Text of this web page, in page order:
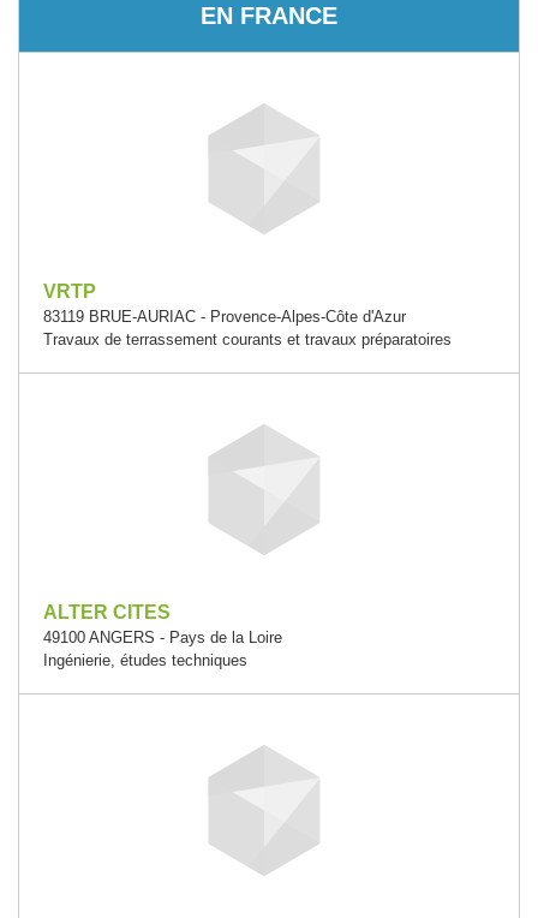
EN FRANCE
VRTP
83119 BRUE-AURIAC - Provence-Alpes-Côte d'Azur
Travaux de terrassement courants et travaux préparatoires
ALTER CITES
49100 ANGERS - Pays de la Loire
Ingénierie, études techniques